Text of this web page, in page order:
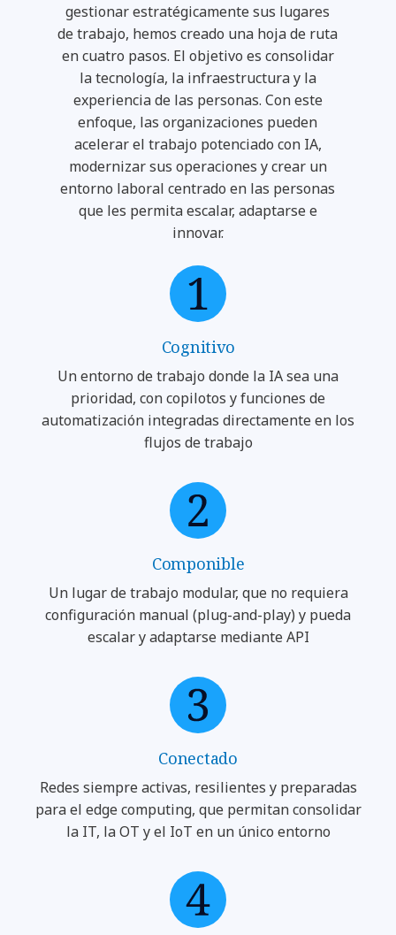
gestionar estratégicamente sus lugares
de trabajo, hemos creado una hoja de ruta
en cuatro pasos. El objetivo es consolidar
la tecnología, la infraestructura y la
experiencia de las personas. Con este
enfoque, las organizaciones pueden
acelerar el trabajo potenciado con IA,
modernizar sus operaciones y crear un
entorno laboral centrado en las personas
que les permita escalar, adaptarse e
innovar.
Cognitivo
Un entorno de trabajo donde la IA sea una
prioridad, con copilotos y funciones de
automatización integradas directamente en los
flujos de trabajo
Componible
Un lugar de trabajo modular, que no requiera
configuración manual (plug-and-play) y pueda
escalar y adaptarse mediante API
Conectado
Redes siempre activas, resilientes y preparadas
para el edge computing, que permitan consolidar
la IT, la OT y el IoT en un único entorno